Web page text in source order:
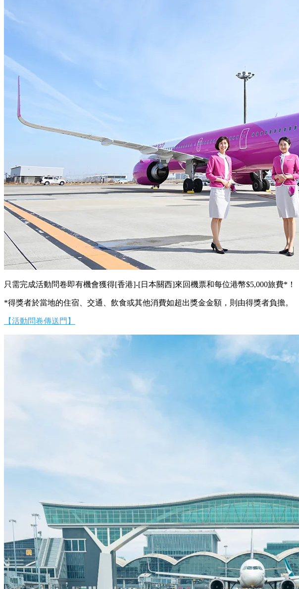
只需完成活動問卷即有機會獲得[香港]-[日本關西]來回機票和每位港幣$5,000旅費*！
*得獎者於當地的住宿、交通、飲食或其他消費如超出獎金金額，則由得獎者負擔。
【活動問卷傳送門】